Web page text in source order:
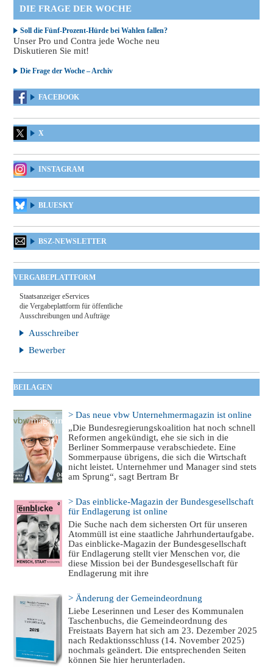
DIE FRAGE DER WOCHE
Soll die Fünf-Prozent-Hürde bei Wahlen fallen?
Unser Pro und Contra jede Woche neu
Diskutieren Sie mit!
Die Frage der Woche – Archiv
FACEBOOK
X
INSTAGRAM
BLUESKY
BSZ-NEWSLETTER
VERGABEPLATTFORM
Staatsanzeiger eServices
die Vergabeplattform für öffentliche
Ausschreibungen und Aufträge
Ausschreiber
Bewerber
BEILAGEN
> Das neue vbw Unternehmermagazin ist online
„Die Bundesregierungskoalition hat noch schnell
Reformen angekündigt, ehe sie sich in die
Berliner Sommerpause verabschiedete. Eine
Sommerpause übrigens, die sich die Wirtschaft
nicht leistet. Unternehmer und Manager sind stets
am Sprung“, sagt Bertram Br
> Das einblicke-Magazin der Bundesgesellschaft
für Endlagerung ist online
Die Suche nach dem sichersten Ort für unseren
Atommüll ist eine staatliche Jahrhundertaufgabe.
Das einblicke-Magazin der Bundesgesellschaft
für Endlagerung stellt vier Menschen vor, die
diese Mission bei der Bundesgesellschaft für
Endlagerung mit ihre
> Änderung der Gemeindeordnung
Liebe Leserinnen und Leser des Kommunalen
Taschenbuchs, die Gemeindeordnung des
Freistaats Bayern hat sich am 23. Dezember 2025
nach Redaktionsschluss (14. November 2025)
nochmals geändert. Die entsprechenden Seiten
können Sie hier herunterladen.